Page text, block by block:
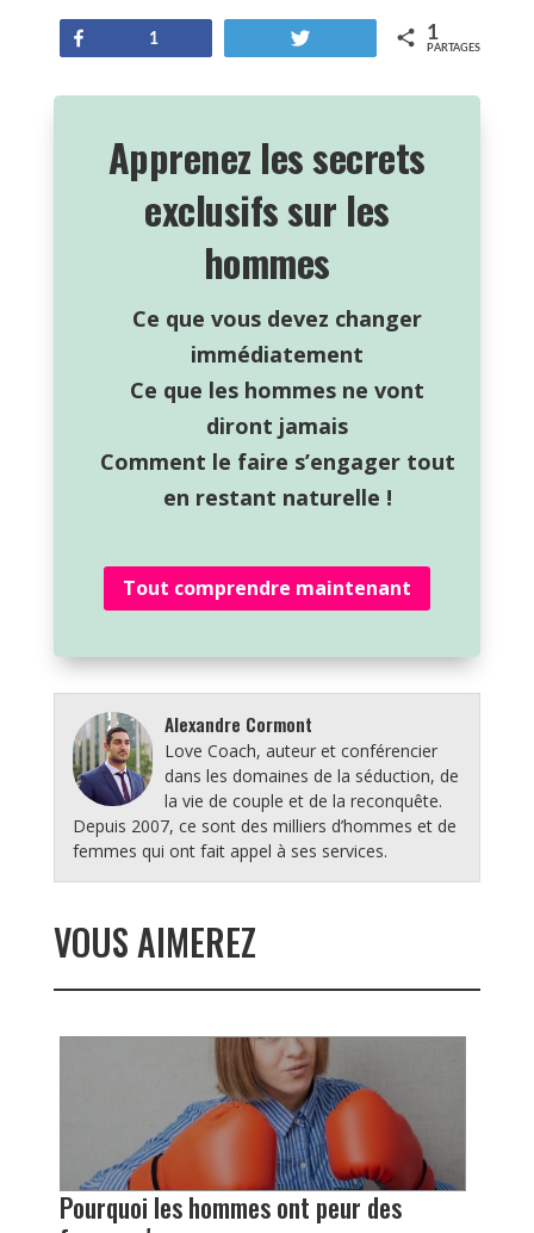
Partagez
1 1
PARTAGES
Apprenez les secrets
exclusifs sur les
hommes
Ce que vous devez changer
immédiatement
Ce que les hommes ne vont
diront jamais
Comment le faire s’engager tout
en restant naturelle !
Tout comprendre maintenant
Alexandre Cormont
Love Coach, auteur et conférencier
dans les domaines de la séduction, de
la vie de couple et de la reconquête.
Depuis 2007, ce sont des milliers d’hommes et de
femmes qui ont fait appel à ses services.
VOUS AIMEREZ
Pourquoi les hommes ont peur des